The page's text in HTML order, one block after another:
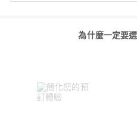
為什麼一定要